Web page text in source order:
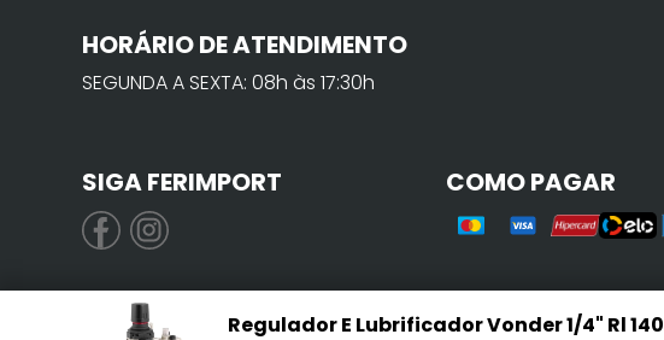
Regulador E Lubrificador Vonder 1/4" Rl 140
HORÁRIO DE ATENDIMENTO
SEGUNDA A SEXTA: 08h às 17:30h
SIGA FERIMPORT COMO PAGAR